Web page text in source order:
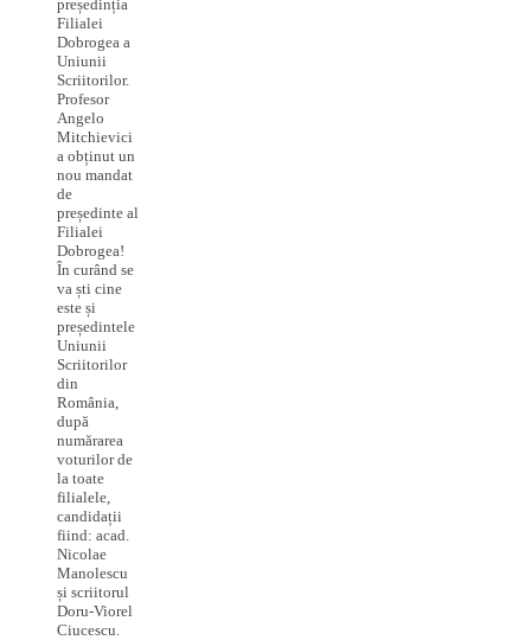
președinția
Filialei
Dobrogea a
Uniunii
Scriitorilor.
Profesor
Angelo
Mitchievici
a obținut un
nou mandat
de
președinte al
Filialei
Dobrogea!
În curând se
va ști cine
este și
președintele
Uniunii
Scriitorilor
din
România,
după
numărarea
voturilor de
la toate
filialele,
candidații
fiind: acad.
Nicolae
Manolescu
și scriitorul
Doru-Viorel
Ciucescu.